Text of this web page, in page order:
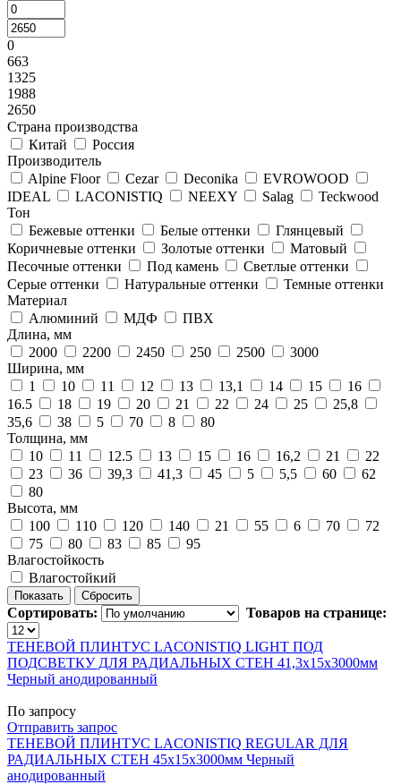
0
663
1325
1988
2650
Страна производства
Китай
Россия
Производитель
Alpine Floor
Cezar Deconika
EVROWOOD
IDEAL
LACONISTIQ NEEXY Salag
Teckwood
Тон
Бежевые оттенки
Белые оттенки
Глянцевый
Коричневые оттенки
Золотые оттенки
Матовый
Песочные оттенки
Под камень
Светлые оттенки
Серые оттенки
Натуральные оттенки
Темные оттенки
Материал
Алюминий
МДФ
ПВХ
Длина, мм
2000
2200 2450 250 2500
3000
Ширина, мм
1
10 11 12 13 13,1 14 15
16
16.5
18 19 20 21 22 24 25
25,8
35,6
38 5 70 8
80
Толщина, мм
10
11 12.5 13 15 16 16,2 21
22
23
36 39,3 41,3 45 5 5,5 60
62
80
Высота, мм
100
110 120 140 21 55 6 70
72
75
80 83 85
95
Влагостойкость
Влагостойкий
Сортировать: Товаров на странице:
ТЕНЕВОЙ ПЛИНТУС LACONISTIQ LIGHT ПОД
ПОДСВЕТКУ ДЛЯ РАДИАЛЬНЫХ СТЕН 41,3х15х3000мм
Черный анодированный
По запросу
Отправить запрос
ТЕНЕВОЙ ПЛИНТУС LACONISTIQ REGULAR ДЛЯ
РАДИАЛЬНЫХ СТЕН 45х15х3000мм Черный
анодированный